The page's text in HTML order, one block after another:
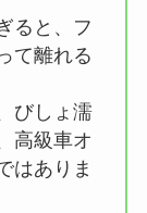
ると、フ
て離れる
びしょ濡
高級車オ
はありま